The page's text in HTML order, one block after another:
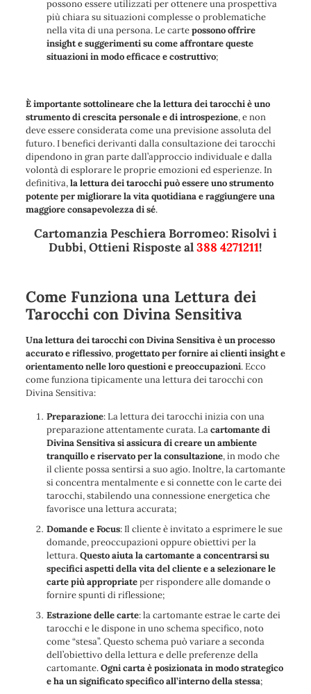
possono essere utilizzati per ottenere una prospettiva
più chiara su situazioni complesse o problematiche
nella vita di una persona. Le cartepossono offrire
insight e suggerimenti su come affrontare queste
situazioni in modo efficace e costruttivo;
È importante sottolineare che la lettura dei tarocchi è uno
strumento di crescita personale e di introspezione, e non
deve essere considerata come una previsione assoluta del
futuro. I benefici derivanti dalla consultazione dei tarocchi
dipendono in gran parte dall’approccio individuale e dalla
volontà di esplorare le proprie emozioni ed esperienze. In
definitiva,la lettura dei tarocchi può essere uno strumento
potente per migliorare la vita quotidiana e raggiungere una
maggiore consapevolezza di sé.
Cartomanzia Peschiera Borromeo: Risolvi i
Dubbi, Ottieni Risposte al388 4271211!
Come Funziona una Lettura dei
Tarocchi con Divina Sensitiva
Una lettura dei tarocchi con Divina Sensitiva è un processo
accurato e riflessivo,progettato per fornire ai clienti insight e
orientamento nelle loro questioni e preoccupazioni. Ecco
come funziona tipicamente una lettura dei tarocchi con
Divina Sensitiva:
Preparazione: La lettura dei tarocchi inizia con una
preparazione attentamente curata. Lacartomante di
Divina Sensitiva si assicura di creare un ambiente
tranquillo e riservato per la consultazione, in modo che
il cliente possa sentirsi a suo agio. Inoltre, la cartomante
si concentra mentalmente e si connette con le carte dei
tarocchi, stabilendo una connessione energetica che
favorisce una lettura accurata;
Domande e Focus: Il cliente è invitato a esprimere le sue
domande, preoccupazioni oppure obiettivi per la
lettura.Questo aiuta la cartomante a concentrarsi su
specifici aspetti della vita del cliente e a selezionare le
carte più appropriateper rispondere alle domande o
fornire spunti di riflessione;
Estrazione delle carte: la cartomante estrae le carte dei
tarocchi e le dispone in uno schema specifico, noto
come “stesa”. Questo schema può variare a seconda
dell’obiettivo della lettura e delle preferenze della
cartomante.Ogni carta è posizionata in modo strategico
e ha un significato specifico all’interno della stessa;